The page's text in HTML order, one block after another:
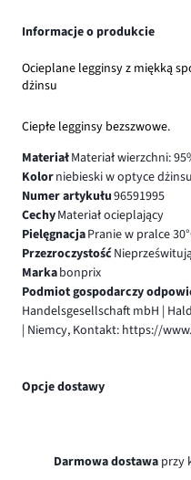
Informacje o produkcie
Ocieplane legginsy z miękką
dżinsu
Ciepłe legginsy bezszwowe.
MateriałMateriał wierzchni:
Kolorniebieski w optyce dżinsu
Numer artykułu96591995
CechyMateriał ocieplający
PielęgnacjaPranie w pralce
Przezroczystość
Markabonprix
Podmiot gospodarczy
Handelsgesellschaft mbH |
| Niemcy, Kontakt: https://
Opcje dostawy
Darmowa dostawa przy